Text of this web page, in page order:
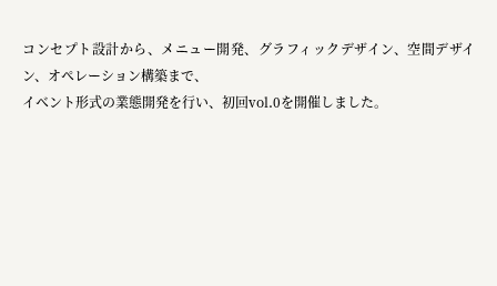
メッセフランクフルト ジャパン株式会社
キリンホールディングス株式会社
コンセプト設計から、メニュー開発、グラフィックデザイン、空間デザイ
ン、オペレーション構築まで、
イベント形式の業態開発を行い、初回vol.0を開催しました。